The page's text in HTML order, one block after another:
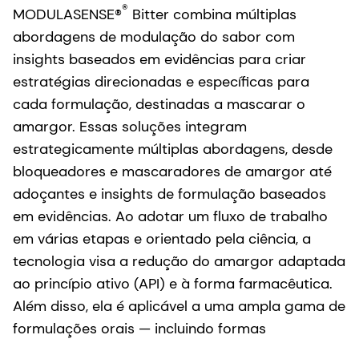
MODULASENSE®® Bitter combina múltiplas
abordagens de modulação do sabor com
insights baseados em evidências para criar
estratégias direcionadas e específicas para
cada formulação, destinadas a mascarar o
amargor. Essas soluções integram
estrategicamente múltiplas abordagens, desde
bloqueadores e mascaradores de amargor até
adoçantes e insights de formulação baseados
em evidências. Ao adotar um fluxo de trabalho
em várias etapas e orientado pela ciência, a
tecnologia visa a redução do amargor adaptada
ao princípio ativo (API) e à forma farmacêutica.
Além disso, ela é aplicável a uma ampla gama de
formulações orais — incluindo formas